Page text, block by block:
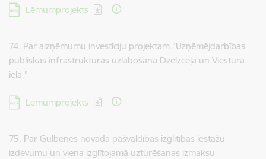
Lejupielādēt:
Lēmumprojekts
74. Par aizņēmumu investīciju projektam “Uzņēmējdarbības
publiskās infrastruktūras uzlabošana Dzelzceļa un Viestura
ielā ”
Lejupielādēt:
Lēmumprojekts
75. Par Gulbenes novada pašvaldības izglītības iestāžu
izdevumu un viena izglītojamā uzturēšanas izmaksu